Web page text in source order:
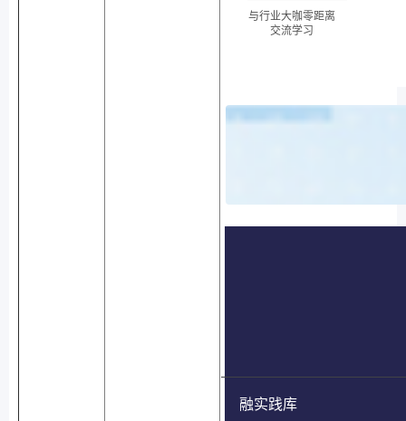
与行业大咖零距离
交流学习
融实践库